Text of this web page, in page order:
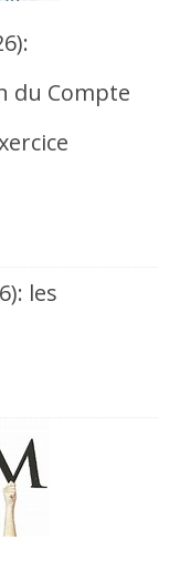
du Compte
les